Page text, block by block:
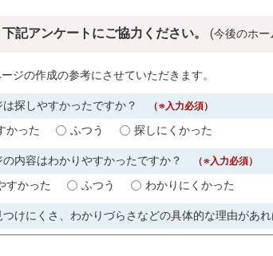
記アンケートにご協力ください。 (今後のホー
ジの作成の参考にさせていただきます。
は探しやすかったですか？ （※入力必須）
かった ふつう 探しにくかった
の内容はわかりやすかったですか？ （※入力必須）
すかった ふつう わかりにくかった
けにくさ、わかりづらさなどの具体的な理由があ